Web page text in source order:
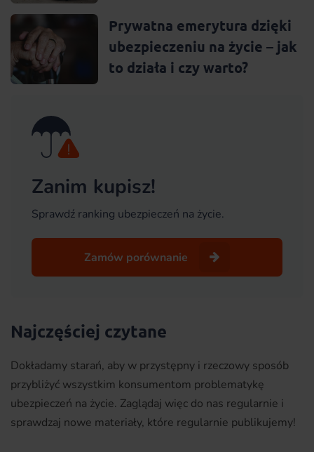
Prywatna emerytura dzięki
ubezpieczeniu na życie – jak
to działa i czy warto?
Zanim kupisz!
Sprawdź ranking ubezpieczeń na życie.
Zamów porównanie
Najczęściej czytane
Dokładamy starań, aby w przystępny i rzeczowy sposób
przybliżyć wszystkim konsumentom problematykę
ubezpieczeń na życie. Zaglądaj więc do nas regularnie i
sprawdzaj nowe materiały, które regularnie publikujemy!